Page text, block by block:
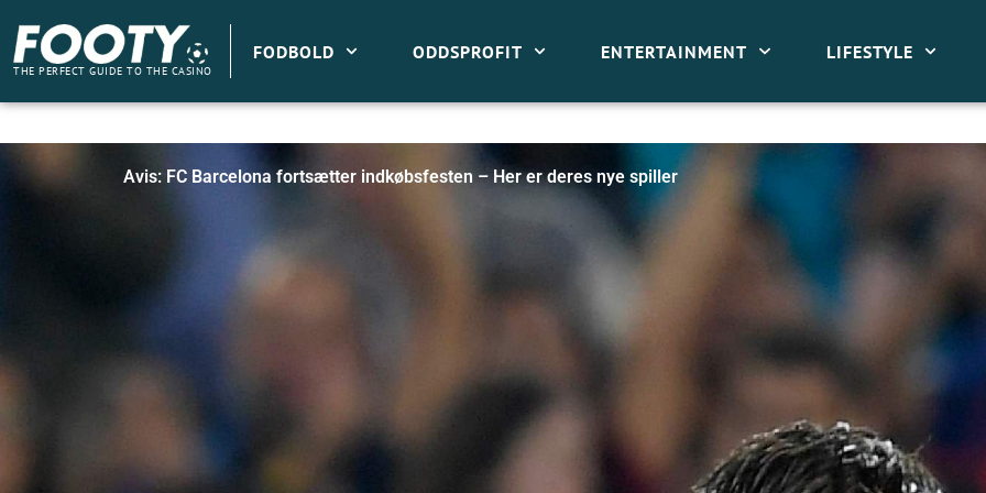
indholdet
THE PERFECT GUIDE TO THE CASINO
FODBOLD ODDSPROFIT ENTERTAINMENT LIFESTYLE
Avis: FC Barcelona fortsætter indkøbsfesten – Her er deres nye spiller